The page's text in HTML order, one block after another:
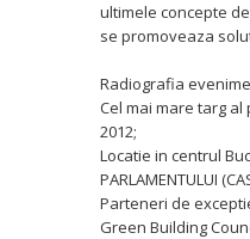
ultimele concepte
se promoveaza
Radiografia
Cel mai mare targ al
2012;
Locatie in centrul
PARLAMENTULUI
Parteneri de
Green Building